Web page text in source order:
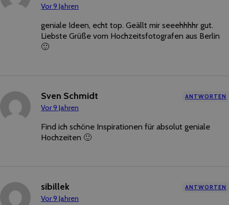
Vor 9 Jahren
geniale Ideen, echt top. Geällt mir seeehhhhr gut.
Liebste Grüße vom Hochzeitsfotografen aus Berlin
🙂
Sven Schmidt
Vor 9 Jahren
ANTWORTEN
Find ich schöne Inspirationen für absolut geniale
Hochzeiten 🙂
sibillek
Vor 9 Jahren
ANTWORTEN